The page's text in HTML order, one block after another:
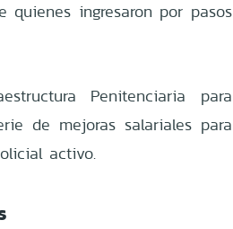
quienes ingresaron por pasos
Penitenciaria para
de mejoras salariales para
activo.